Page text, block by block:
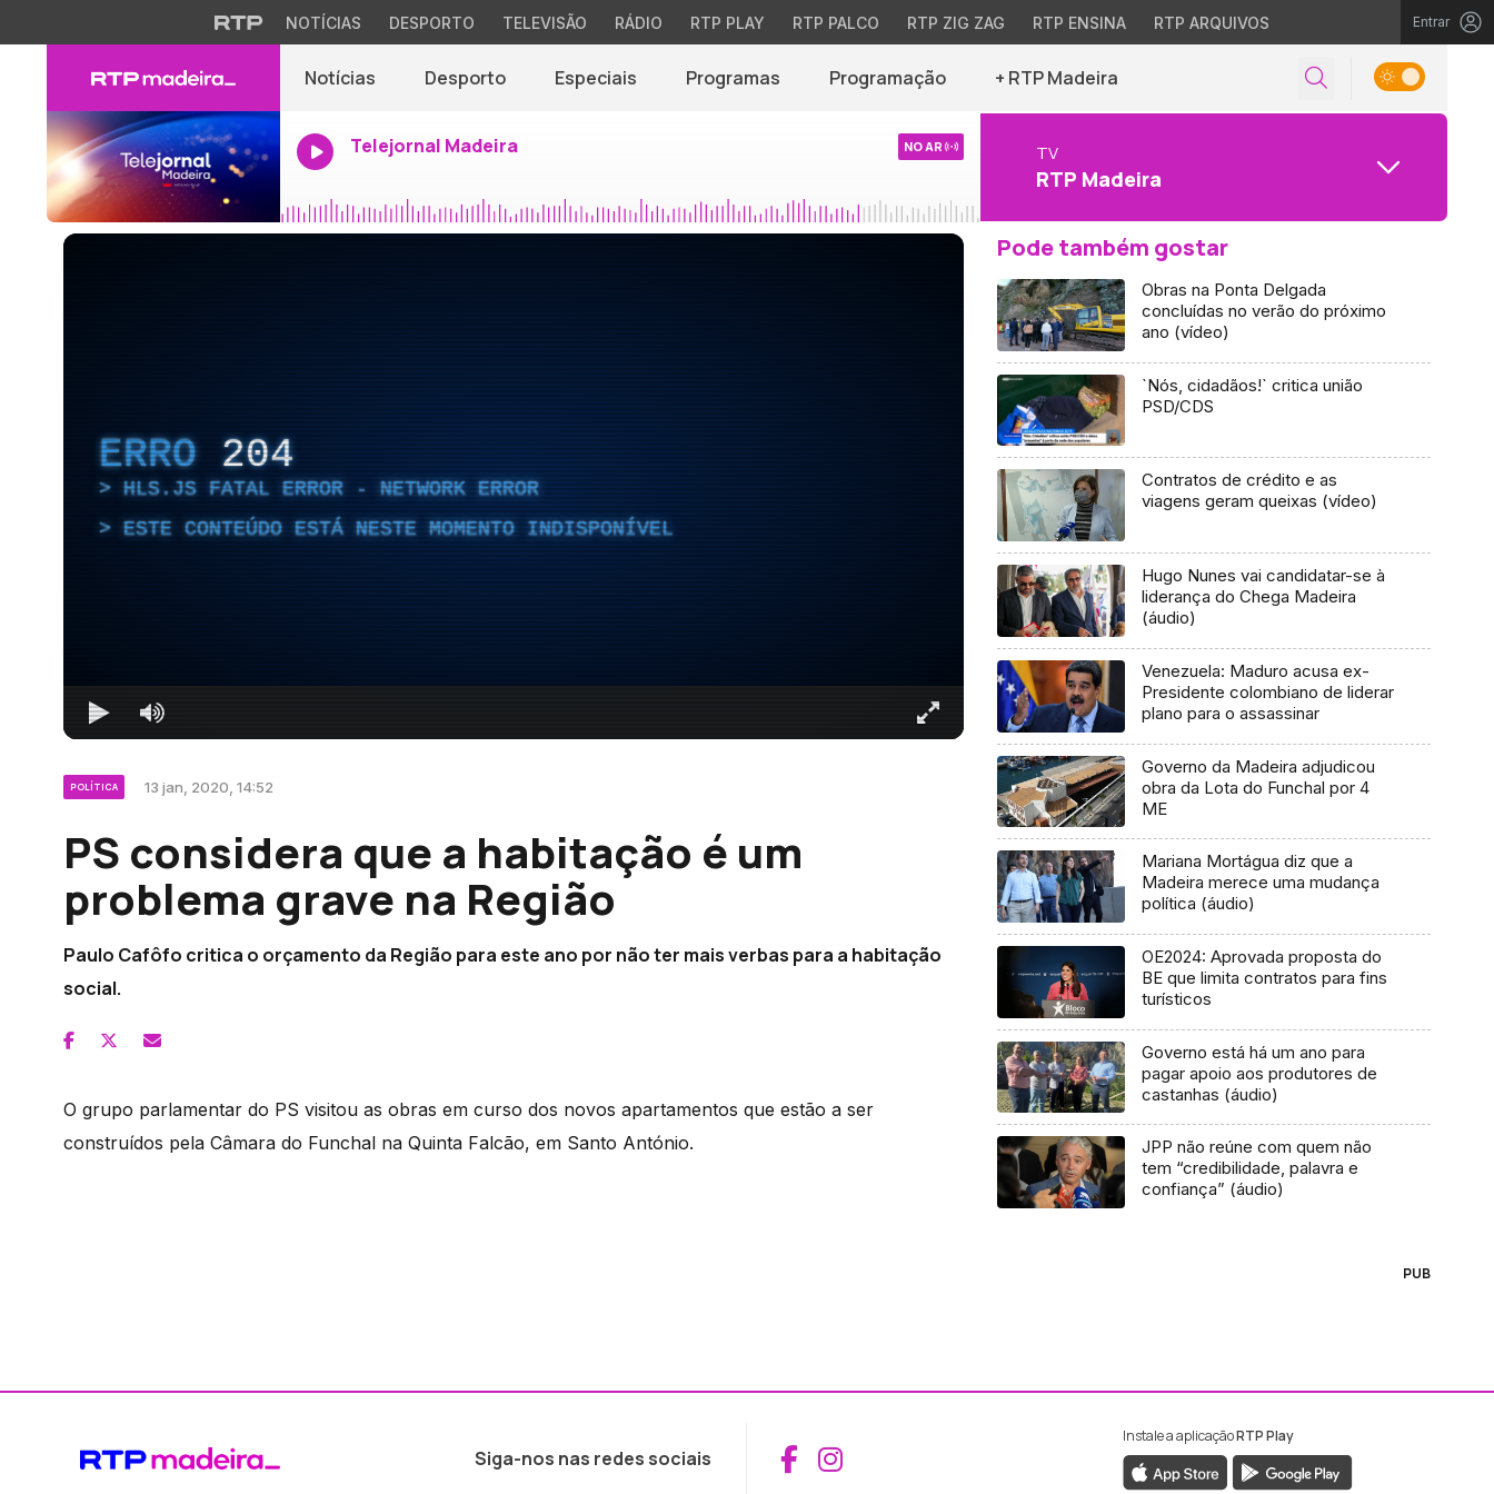
NOTÍCIAS DESPORTO TELEVISÃO RÁDIO RTP PLAY RTP PALCO RTP ZIG ZAG RTP ENSINA RTP ARQUIVOS Entrar
Notícias Desporto Especiais Programas Programação + RTP Madeira
Telejornal Madeira NO AR TV
RTP Madeira
ERRO 204
HLS.JS FATAL ERROR - NETWORK ERROR
ESTE CONTEÚDO ESTÁ NESTE MOMENTO INDISPONÍVEL
POLÍTICA 13 jan, 2020, 14:52
PS considera que a habitação é um
problema grave na Região
Paulo Cafôfo critica o orçamento da Região para este ano por não ter mais verbas para a habitação
social.
O grupo parlamentar do PS visitou as obras em curso dos novos apartamentos que estão a ser
construídos pela Câmara do Funchal na Quinta Falcão, em Santo António.
Pode também gostar
Obras na Ponta Delgada
concluídas no verão do próximo
ano (vídeo)
`Nós, cidadãos!` critica união
PSD/CDS
Contratos de crédito e as
viagens geram queixas (vídeo)
Hugo Nunes vai candidatar-se à
liderança do Chega Madeira
(áudio)
Venezuela: Maduro acusa ex-
Presidente colombiano de liderar
plano para o assassinar
Governo da Madeira adjudicou
obra da Lota do Funchal por 4
ME
Mariana Mortágua diz que a
Madeira merece uma mudança
política (áudio)
OE2024: Aprovada proposta do
BE que limita contratos para fins
turísticos
Governo está há um ano para
pagar apoio aos produtores de
castanhas (áudio)
JPP não reúne com quem não
tem “credibilidade, palavra e
confiança” (áudio)
PUB
Siga-nos nas redes sociais Aceder ao Facebook da RTP Madeira
Aceder ao Instagram da RTP Madeira
Instale a aplicaçãoRTP Play